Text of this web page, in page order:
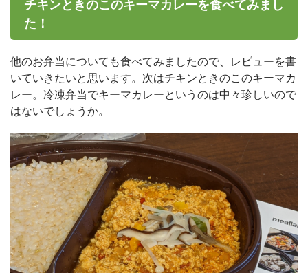
チキンときのこのキーマカレーを食べてみまし
た！
他のお弁当についても食べてみましたので、レビューを書
いていきたいと思います。次はチキンときのこのキーマカ
レー。冷凍弁当でキーマカレーというのは中々珍しいので
はないでしょうか。